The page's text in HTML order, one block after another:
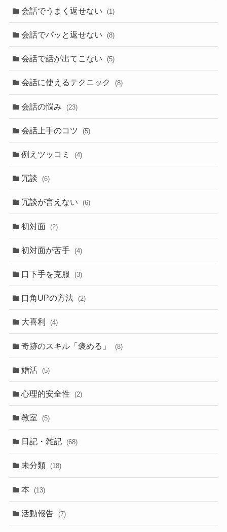
会話でうまく返せない (1)
会話でパッと返せない (8)
会話で話が出てこない (5)
会話に使えるテクニック (8)
会話の悩み (23)
会話上手のコツ (5)
例えツッコミ (4)
冗談 (6)
冗談が言えない (6)
初対面 (2)
初対面が苦手 (4)
口下手を克服 (3)
口角UPの方法 (2)
大喜利 (4)
奇跡のスキル「褒める」 (8)
婚活 (5)
心理的安全性 (2)
教室 (5)
日記・雑記 (68)
未分類 (18)
本 (13)
活動報告 (7)